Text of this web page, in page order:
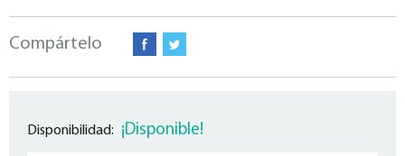
Compártelo
Disponibilidad: ¡Disponible!